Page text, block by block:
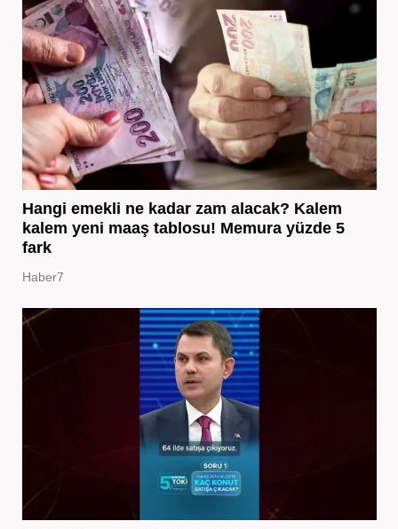
Hangi emekli ne kadar zam alacak? Kalem
kalem yeni maaş tablosu! Memura yüzde 5
fark
Haber7